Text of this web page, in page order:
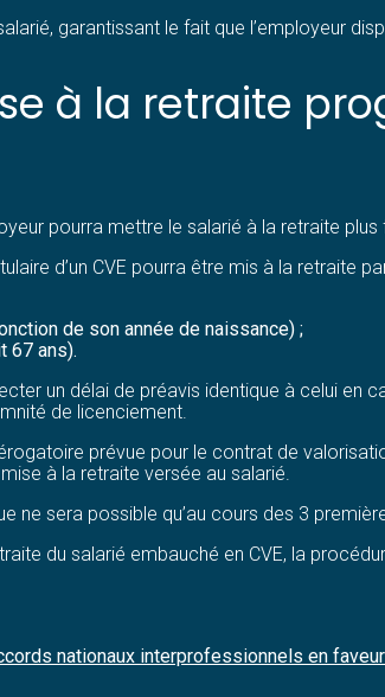
garantissant le fait que l’employeur
à la retraite
pourra mettre le salarié à la retraite plus
d’un CVE pourra être mis à la retraite
de son année de naissance) ;
67 ans).
un délai de préavis identique à celui en
de licenciement.
prévue pour le contrat de
à la retraite versée au salarié.
ne sera possible qu’au cours des 3
du salarié embauché en CVE, la
nationaux interprofessionnels en